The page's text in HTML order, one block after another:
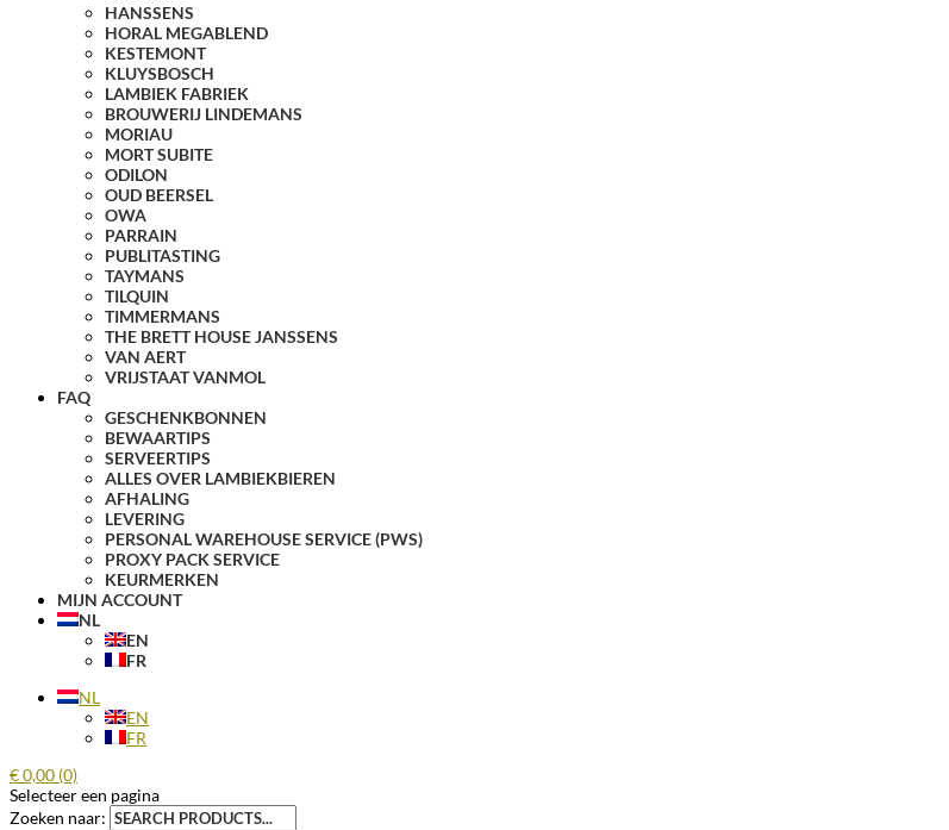
HANSSENS
HORAL MEGABLEND
KESTEMONT
KLUYSBOSCH
LAMBIEK FABRIEK
BROUWERIJ LINDEMANS
MORIAU
MORT SUBITE
ODILON
OUD BEERSEL
OWA
PARRAIN
PUBLITASTING
TAYMANS
TILQUIN
TIMMERMANS
THE BRETT HOUSE JANSSENS
VAN AERT
VRIJSTAAT VANMOL
FAQ
GESCHENKBONNEN
BEWAARTIPS
SERVEERTIPS
ALLES OVER LAMBIEKBIEREN
AFHALING
LEVERING
PERSONAL WAREHOUSE SERVICE (PWS)
PROXY PACK SERVICE
KEURMERKEN
MIJN ACCOUNT
NL
EN
FR
NL
EN
FR
€0,00 (0)
Selecteer een pagina
Zoeken naar: